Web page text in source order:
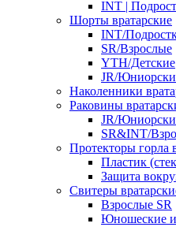
INT |
Шорты вратарские
INT/
SR/Взрослые
YTH/Детские
JR/
Наколенники
Раковины
JR/
SR&INT/
Протекторы горла
Пластик
Защита
Свитеры
Взрослые SR
Юношеские и